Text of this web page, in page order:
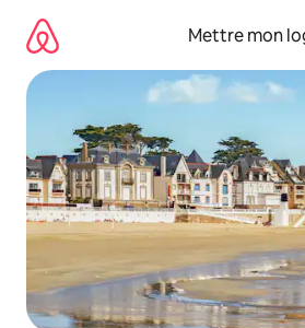
directement
contenu
Mettre mon